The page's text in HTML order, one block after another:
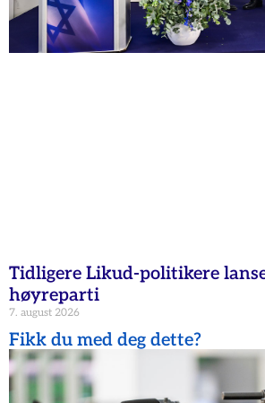
Tidligere Likud-politikere
høyreparti
7. august 2026
Fikk du med deg dette?